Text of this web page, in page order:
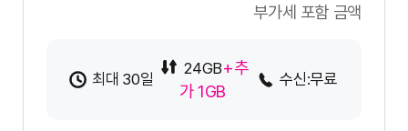
부가세 포함 금액
최대 30일
24GB+추
가 1GB
수신:무료